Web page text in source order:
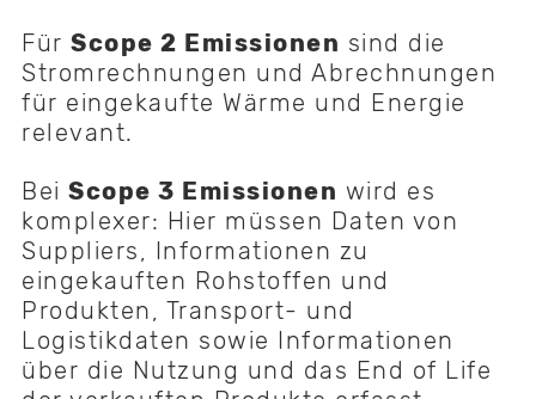
Für Scope 2 Emissionen sind die
Stromrechnungen und Abrechnungen
für eingekaufte Wärme und Energie
relevant.
Bei Scope 3 Emissionen wird es
komplexer: Hier müssen Daten von
Suppliers, Informationen zu
eingekauften Rohstoffen und
Produkten, Transport- und
Logistikdaten sowie Informationen
über die Nutzung und das End of Life